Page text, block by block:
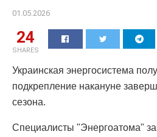
01.05.2026
24
SHARES
Украинская энергосистема
подкрепление накануне
сезона.
Специалисты "Энергоатома"